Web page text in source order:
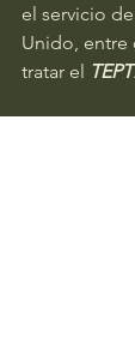
el servicio
Unido, entre
tratar el TEPT